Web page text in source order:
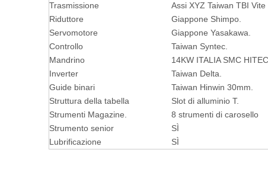
Trasmissione
Assi XYZ Taiwan TBI
Riduttore
Giappone Shimpo.
Servomotore
Giappone Yasakawa.
Controllo
Taiwan Syntec.
Mandrino
14KW ITALIA SMC
Inverter
Taiwan Delta.
Guide binari
Taiwan Hinwin 30mm.
Struttura della tabella
Slot di alluminio T.
Strumenti Magazine.
8 strumenti di carosello
Strumento senior
SÌ
Lubrificazione
SÌ